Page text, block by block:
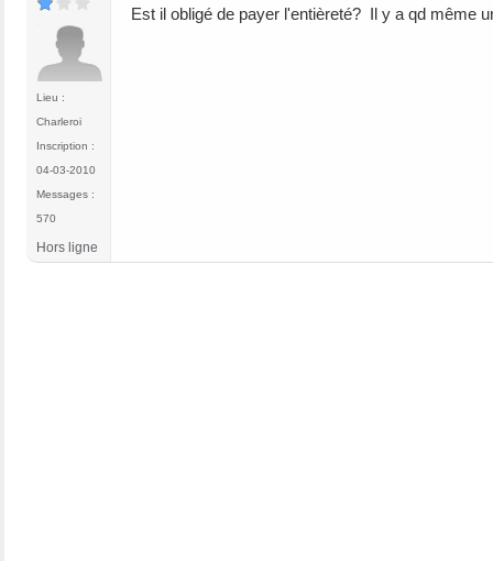
Lieu :
Charleroi
Inscription :
04-03-2010
Messages :
570
Est il obligé de payer l'entièreté? Il y a qd même
Hors ligne